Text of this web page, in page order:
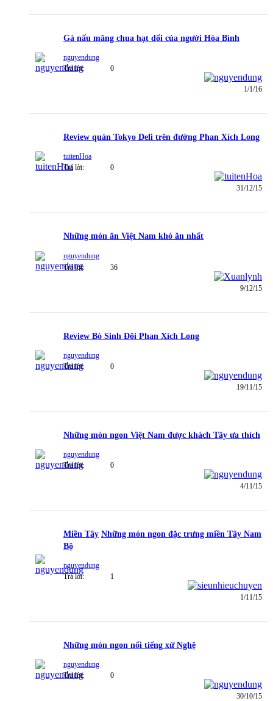
Gà nấu măng chua hạt dổi của người Hòa Bình
nguyendung
Trả lời:
0
1/1/16
Review quán Tokyo Deli trên đường Phan Xích Long
tuitenHoa
Trả lời:
0
31/12/15
Những món ăn Việt Nam khó ăn nhất
nguyendung
Trả lời:
36
9/12/15
Review Bò Sinh Đôi Phan Xích Long
nguyendung
Trả lời:
0
19/11/15
Những món ngon Việt Nam được khách Tây ưa thích
nguyendung
Trả lời:
0
4/11/15
Miền Tây Những món ngon đặc trưng miền Tây Nam
Bộ
nguyendung
Trả lời:
1
1/11/15
Những món ngon nổi tiếng xứ Nghệ
nguyendung
Trả lời:
0
30/10/15